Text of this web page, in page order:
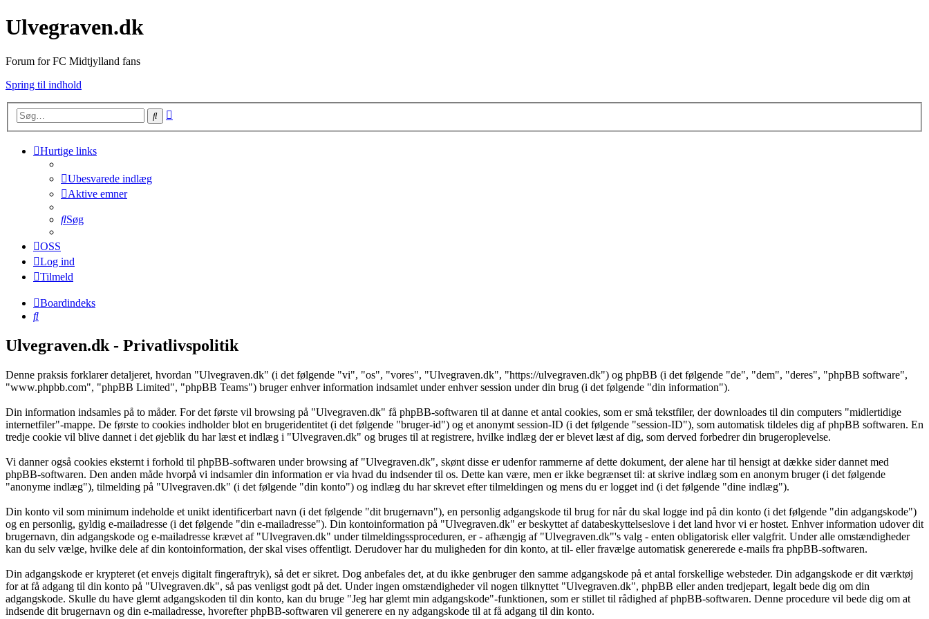
Ulvegraven.dk
Forum for FC Midtjylland fans
Spring til indhold
Søg
Hurtige links
Ubesvarede indlæg
Aktive emner
Søg
OSS
Log ind
Tilmeld
Boardindeks
Søg
Ulvegraven.dk - Privatlivspolitik
Denne praksis forklarer detaljeret, hvordan "Ulvegraven.dk" (i det følgende "vi", "os", "vores", "Ulvegraven.dk", "https://ulvegraven.dk") og phpBB (i det følgende "de", "dem", "deres", "phpBB software",
"www.phpbb.com", "phpBB Limited", "phpBB Teams") bruger enhver information indsamlet under enhver session under din brug (i det følgende "din information").
Din information indsamles på to måder. For det første vil browsing på "Ulvegraven.dk" få phpBB-softwaren til at danne et antal cookies, som er små tekstfiler, der downloades til din computers "midlertidige
internetfiler"-mappe. De første to cookies indholder blot en brugeridentitet (i det følgende "bruger-id") og et anonymt session-ID (i det følgende "session-ID"), som automatisk tildeles dig af phpBB softwaren. En
tredje cookie vil blive dannet i det øjeblik du har læst et indlæg i "Ulvegraven.dk" og bruges til at registrere, hvilke indlæg der er blevet læst af dig, som derved forbedrer din brugeroplevelse.
Vi danner også cookies eksternt i forhold til phpBB-softwaren under browsing af "Ulvegraven.dk", skønt disse er udenfor rammerne af dette dokument, der alene har til hensigt at dække sider dannet med
phpBB-softwaren. Den anden måde hvorpå vi indsamler din information er via hvad du indsender til os. Dette kan være, men er ikke begrænset til: at skrive indlæg som en anonym bruger (i det følgende
"anonyme indlæg"), tilmelding på "Ulvegraven.dk" (i det følgende "din konto") og indlæg du har skrevet efter tilmeldingen og mens du er logget ind (i det følgende "dine indlæg").
Din konto vil som minimum indeholde et unikt identificerbart navn (i det følgende "dit brugernavn"), en personlig adgangskode til brug for når du skal logge ind på din konto (i det følgende "din adgangskode")
og en personlig, gyldig e-mailadresse (i det følgende "din e-mailadresse"). Din kontoinformation på "Ulvegraven.dk" er beskyttet af databeskyttelseslove i det land hvor vi er hostet. Enhver information udover dit
brugernavn, din adgangskode og e-mailadresse krævet af "Ulvegraven.dk" under tilmeldingssproceduren, er - afhængig af "Ulvegraven.dk"'s valg - enten obligatorisk eller valgfrit. Under alle omstændigheder
kan du selv vælge, hvilke dele af din kontoinformation, der skal vises offentligt. Derudover har du muligheden for din konto, at til- eller fravælge automatisk genererede e-mails fra phpBB-softwaren.
Din adgangskode er krypteret (et envejs digitalt fingeraftryk), så det er sikret. Dog anbefales det, at du ikke genbruger den samme adgangskode på et antal forskellige websteder. Din adgangskode er dit værktøj
for at få adgang til din konto på "Ulvegraven.dk", så pas venligst godt på det. Under ingen omstændigheder vil nogen tilknyttet "Ulvegraven.dk", phpBB eller anden tredjepart, legalt bede dig om din
adgangskode. Skulle du have glemt adgangskoden til din konto, kan du bruge "Jeg har glemt min adgangskode"-funktionen, som er stillet til rådighed af phpBB-softwaren. Denne procedure vil bede dig om at
indsende dit brugernavn og din e-mailadresse, hvorefter phpBB-softwaren vil generere en ny adgangskode til at få adgang til din konto.